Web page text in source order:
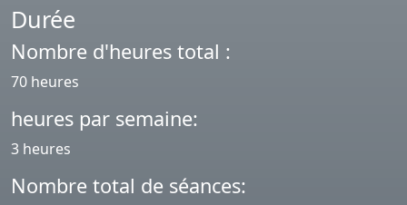
Durée
Nombre d'heures total :
70 heures
heures par semaine:
3 heures
Nombre total de séances: